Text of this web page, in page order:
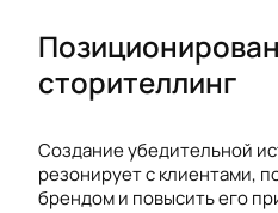
сторителлинг
Создание убедительной
резонирует с клиентами,
брендом и повысить его